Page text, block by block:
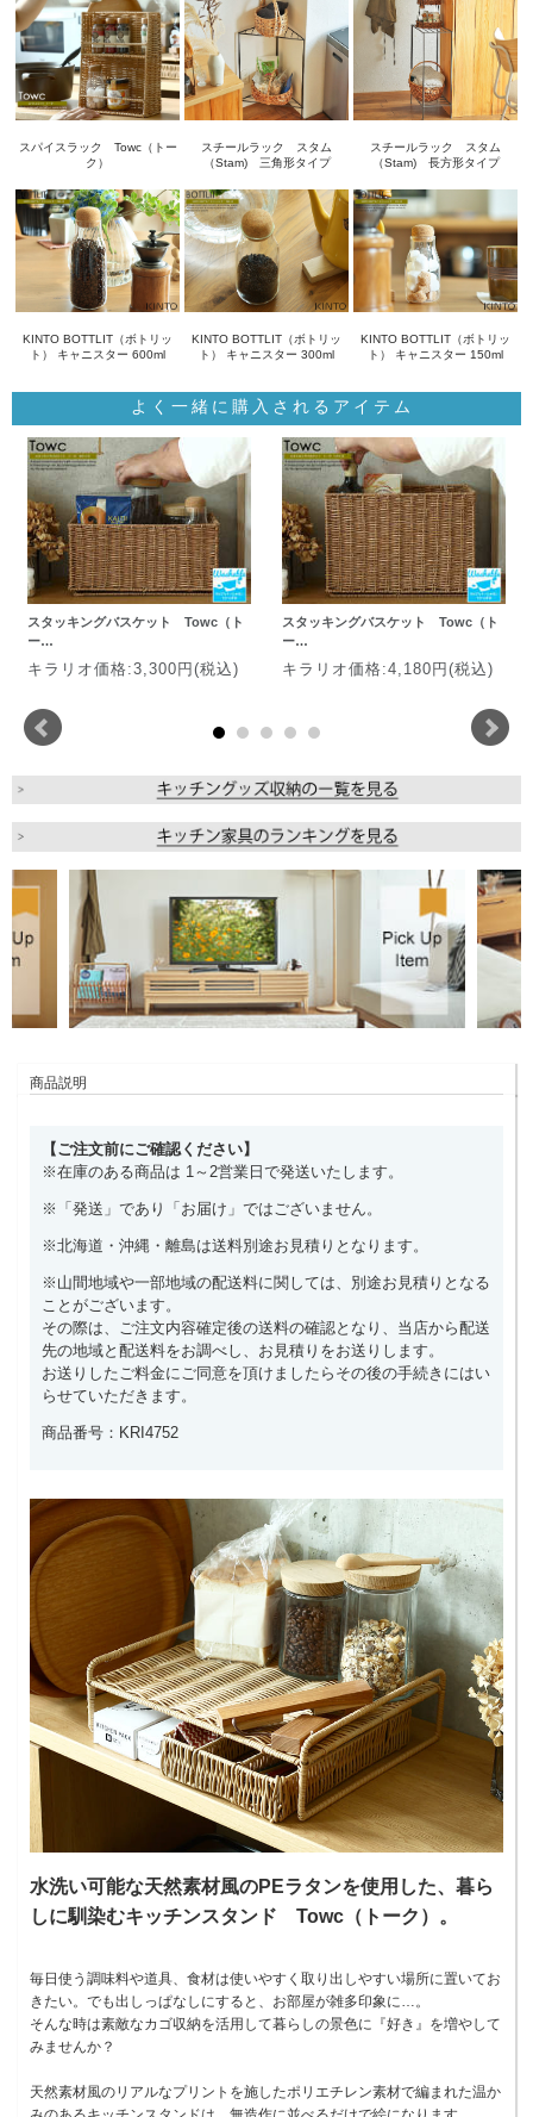
スパイスラック Towc（トー
ク）
スチールラック スタム
（Stam) 三角形タイプ
スチールラック スタム
（Stam) 長方形タイプ
KINTO BOTTLIT（ボトリッ
ト） キャニスター 600ml
KINTO BOTTLIT（ボトリッ
ト） キャニスター 300ml
KINTO BOTTLIT（ボトリッ
ト） キャニスター 150ml
よく一緒に購入されるアイテム
スタッキングバスケット Towc（ト
ー…
キラリオ価格:3,300円(税込)
スタッキングバスケット Towc（ト
ー…
キラリオ価格:4,180円(税込)
商品説明
【ご注文前にご確認ください】
※在庫のある商品は 1～2営業日で発送いたします。
※「発送」であり「お届け」ではございません。
※北海道・沖縄・離島は送料別途お見積りとなります。
※山間地域や一部地域の配送料に関しては、別途お見積りとなる
ことがございます。
その際は、ご注文内容確定後の送料の確認となり、当店から配送
先の地域と配送料をお調べし、お見積りをお送りします。
お送りしたご料金にご同意を頂けましたらその後の手続きにはい
らせていただきます。
商品番号：KRI4752
水洗い可能な天然素材風のPEラタンを使用した、暮ら
しに馴染むキッチンスタンド Towc（トーク）。
毎日使う調味料や道具、食材は使いやすく取り出しやすい場所に置いてお
きたい。でも出しっぱなしにすると、お部屋が雑多印象に…。
そんな時は素敵なカゴ収納を活用して暮らしの景色に『好き』を増やして
みませんか？
天然素材風のリアルなプリントを施したポリエチレン素材で編まれた温か